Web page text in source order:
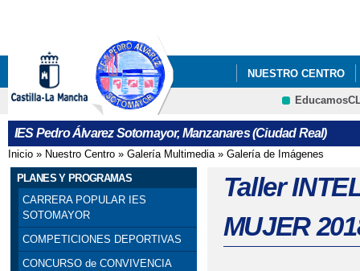
NUESTRO CENTRO
INFÓRMATE
IES Pedro Álvarez Sotomayor, Manzanares (Ciudad Real)
Se encuentra usted aquí
Inicio » Nuestro Centro » Galería Multimedia» Galería de Imágenes
PLANES Y PROGRAMAS
CARRERA POPULAR IES
SOTOMAYOR
COMPETICIONES DEPORTIVAS
CONCURSO de CONVIVENCIA
Taller
MUJER